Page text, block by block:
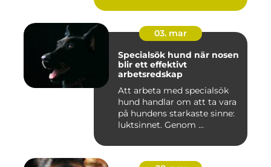
03. mar
Specialsök hund när nosen
blir ett effektivt
arbetsredskap
Att arbeta med specialsök
hund handlar om att ta vara
på hundens starkaste sinne:
luktsinnet. Genom ...